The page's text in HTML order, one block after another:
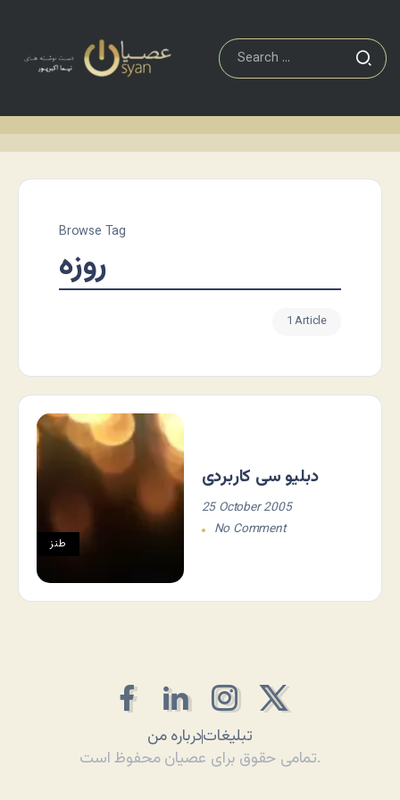
Browse Tag
روزه
1 Article
طنز
دبلیو سی کاربردی
25 October 2005
No Comment
درباره منتبلیغات
تمامی حقوق برای عصیان محفوظ است.